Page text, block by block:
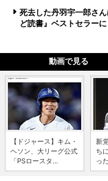
死去した丹羽宇一郎さ
ど読書』ベストセラーに
動画で見る
【ドジャース】キム・
ヘソン、大リーグ公式
「PSロースタ...
新
ち
っ